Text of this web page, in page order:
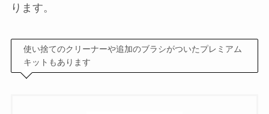
ります。
使い捨てのクリーナーや追加のブラシがついたプレミアム
キットもあります